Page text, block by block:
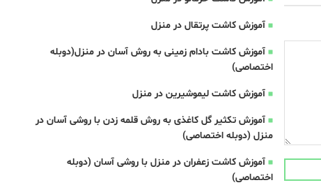
آموزش کاشت پرتقال در منزل
آموزش کاشت بادام زمینی به روش آسان در منزل(دوبله
اختصاصی)
آموزش کاشت لیموشیرین در منزل
آموزش تکثیر گل کاغذی به روش قلمه زدن با روشی آسان در
منزل (دوبله اختصاصی)
آموزش کاشت زعفران در منزل با روشی آسان (دوبله
اختصاصی)